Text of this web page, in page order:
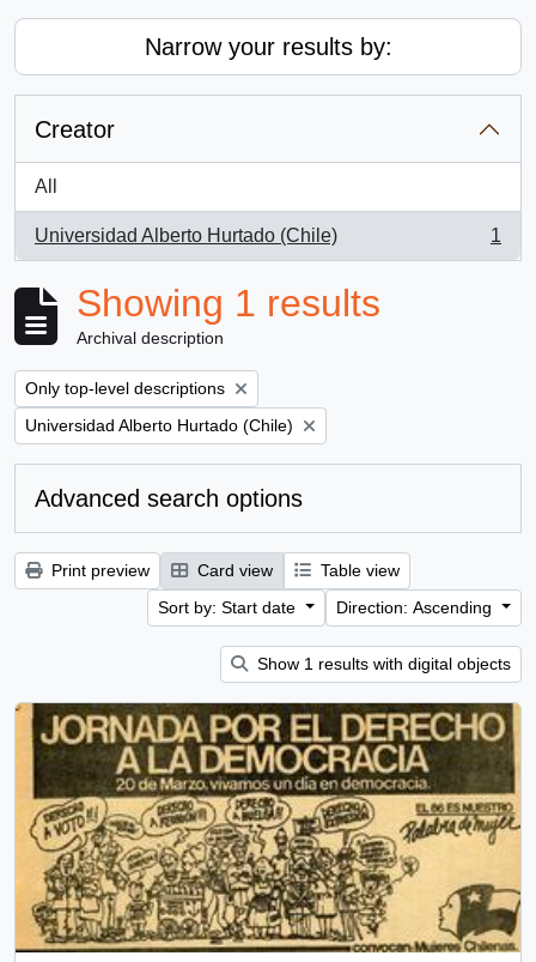
Narrow your results by:
Creator
All
Universidad Alberto Hurtado (Chile)
, 1 results
1
Showing 1 results
Archival description
Remove filter:
Only top-level descriptions
Remove filter:
Universidad Alberto Hurtado (Chile)
Advanced search options
Print preview Card view
Table view
Sort by: Start date
Direction: Ascending
Show 1 results with digital objects